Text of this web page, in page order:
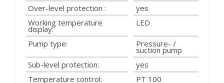
Over-level protection :
yes
Working temperature
display:
LED
Pump type: Pressure- /
suction pump
Sub-level protection:
yes
Temperature control:
PT 100